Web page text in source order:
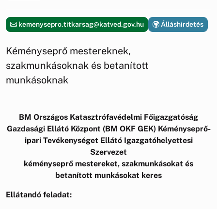
kemenysepro.titkarsag@katved.gov.hu Álláshirdetés
Kéményseprő mestereknek,
szakmunkásoknak és betanított
munkásoknak
BM Országos Katasztrófavédelmi Főigazgatóság
Gazdasági Ellátó Központ (BM OKF GEK) Kéményseprő-
ipari Tevékenységet Ellátó Igazgatóhelyettesi
Szervezet
kéményseprő mestereket, szakmunkásokat és
betanított munkásokat keres
Ellátandó feladat: